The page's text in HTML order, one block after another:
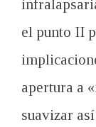
el punto II
apertura a
suavizar